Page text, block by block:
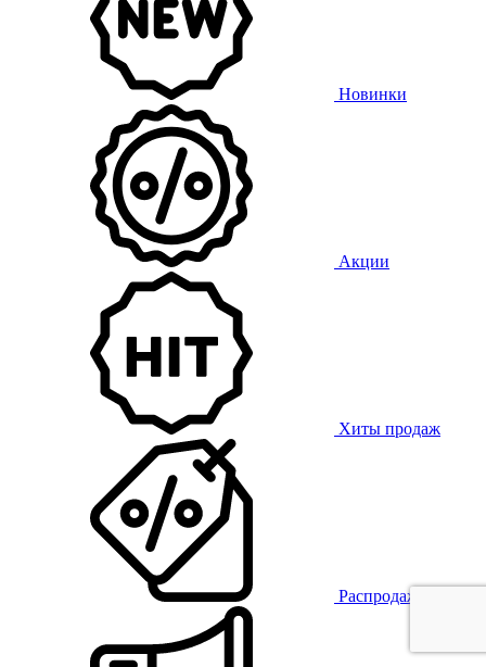
Новинки
Акции
Хиты продаж
Распродажа